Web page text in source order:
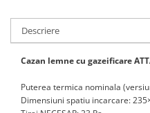
Calorifere decorative
Boilere si Puffere
Boilere electrice
Descriere
Cazan lemne cu gazeificare
Puterea termica nominala
Dimensiuni spatiu incarcare: